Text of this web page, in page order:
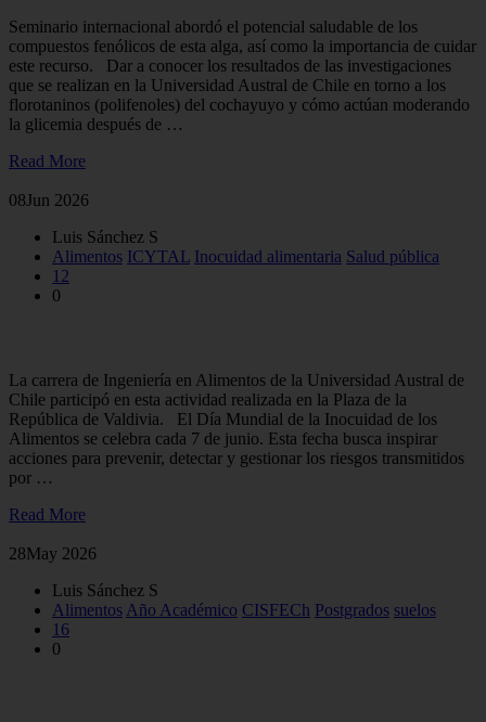
Seminario internacional abordó el potencial saludable de los
compuestos fenólicos de esta alga, así como la importancia de cuidar
este recurso. Dar a conocer los resultados de las investigaciones
que se realizan en la Universidad Austral de Chile en torno a los
florotaninos (polifenoles) del cochayuyo y cómo actúan moderando
la glicemia después de …
Read More
08Jun 2026
Luis Sánchez S
Alimentos ICYTAL Inocuidad alimentaria Salud pública
12
0
La carrera de Ingeniería en Alimentos de la Universidad Austral de
Chile participó en esta actividad realizada en la Plaza de la
República de Valdivia. El Día Mundial de la Inocuidad de los
Alimentos se celebra cada 7 de junio. Esta fecha busca inspirar
acciones para prevenir, detectar y gestionar los riesgos transmitidos
por …
Read More
28May 2026
Luis Sánchez S
Alimentos Año Académico CISFECh Postgrados suelos
16
0